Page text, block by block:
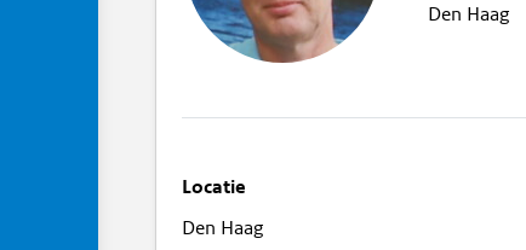
Den Haag
Locatie
Den Haag